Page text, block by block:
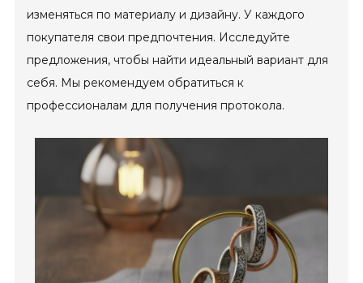
изменяться по материалу и дизайну. У каждого
покупателя свои предпочтения. Исследуйте
предложения, чтобы найти идеальный вариант для
себя. Мы рекомендуем обратиться к
профессионалам для получения протокола.